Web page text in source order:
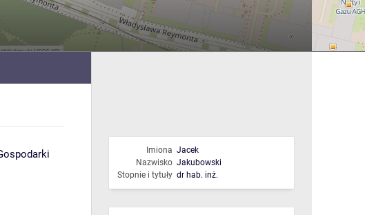
Imiona Jacek
Nazwisko Jakubowski
Stopnie i tytuły dr hab. inż.